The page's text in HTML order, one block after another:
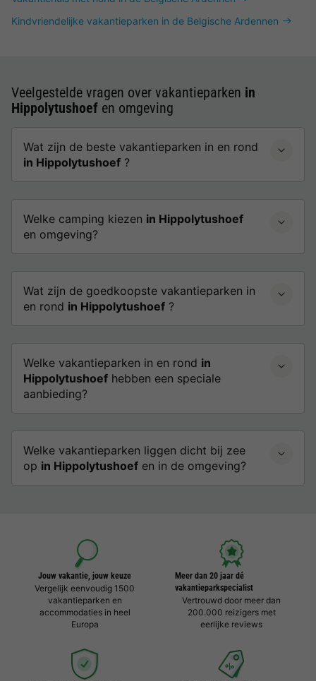
Kindvriendelijke vakantieparken in de Belgische Ardennen
Veelgestelde vragen over vakantieparken in
Hippolytushoef en omgeving
Wat zijn de beste vakantieparken in en rond
in Hippolytushoef ?
Welke camping kiezen in Hippolytushoef
en omgeving?
Wat zijn de goedkoopste vakantieparken in
en rond in Hippolytushoef ?
Welke vakantieparken in en rond in
Hippolytushoef hebben een speciale
aanbieding?
Welke vakantieparken liggen dicht bij zee
op in Hippolytushoef en in de omgeving?
Jouw vakantie, jouw keuze
Vergelijk eenvoudig 1500
vakantieparken en
accommodaties in heel
Europa
Meer dan 20 jaar dé
vakantieparkspecialist
Vertrouwd door meer dan
200.000 reizigers met
eerlijke reviews